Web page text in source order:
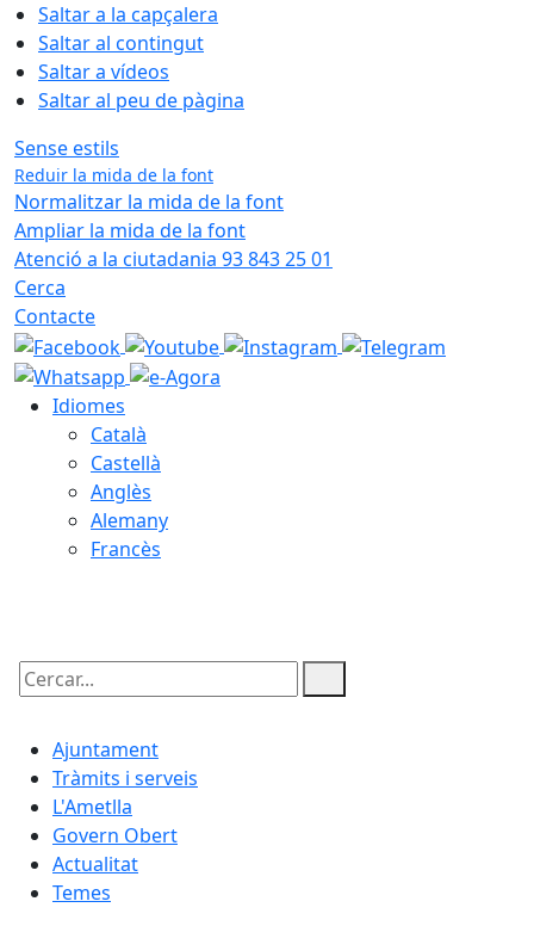
Saltar a la capçalera
Saltar al contingut
Saltar a vídeos
Saltar al peu de pàgina
Sense estils
Reduir la mida de la font
Normalitzar la mida de la font
Ampliar la mida de la font
Atenció a la ciutadania 93 843 25 01
Cerca
Contacte
Idiomes
Català
Castellà
Anglès
Alemany
Francès
Cercar:
Ajuntament
Tràmits i serveis
L'Ametlla
Govern Obert
Actualitat
Temes